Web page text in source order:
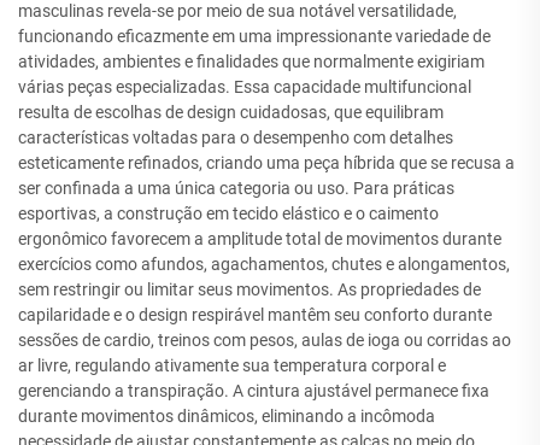
masculinas revela-se por meio de sua notável versatilidade,
funcionando eficazmente em uma impressionante variedade de
atividades, ambientes e finalidades que normalmente exigiriam
várias peças especializadas. Essa capacidade multifuncional
resulta de escolhas de design cuidadosas, que equilibram
características voltadas para o desempenho com detalhes
esteticamente refinados, criando uma peça híbrida que se recusa a
ser confinada a uma única categoria ou uso. Para práticas
esportivas, a construção em tecido elástico e o caimento
ergonômico favorecem a amplitude total de movimentos durante
exercícios como afundos, agachamentos, chutes e alongamentos,
sem restringir ou limitar seus movimentos. As propriedades de
capilaridade e o design respirável mantêm seu conforto durante
sessões de cardio, treinos com pesos, aulas de ioga ou corridas ao
ar livre, regulando ativamente sua temperatura corporal e
gerenciando a transpiração. A cintura ajustável permanece fixa
durante movimentos dinâmicos, eliminando a incômoda